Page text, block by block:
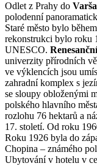
Odlet z Prahy do
polodenní
Staré město bylo
rekonstrukci bylo roku
UNESCO.
univerzity přírodních
ve výklencích jsou
zahradní komplex s
se sloupy obloženými
polského hlavního
rozlohu 76 hektarů a
17. století. Od roku
Roku 1926 byla do
Chopina – známého
Ubytování v hotelu v